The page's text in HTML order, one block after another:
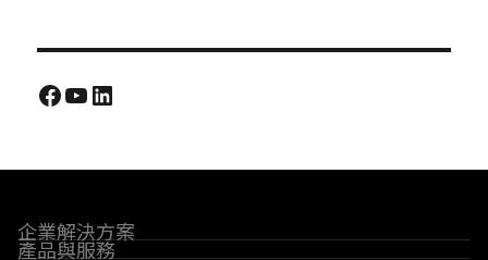
Facebook
YouTube
LinkedIn
企業解決方案
產品與服務